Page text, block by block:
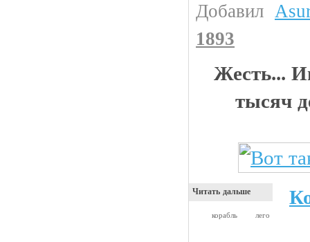
Добавил
1893
Жесть...
тысяч
Читать дальше
корабль лего